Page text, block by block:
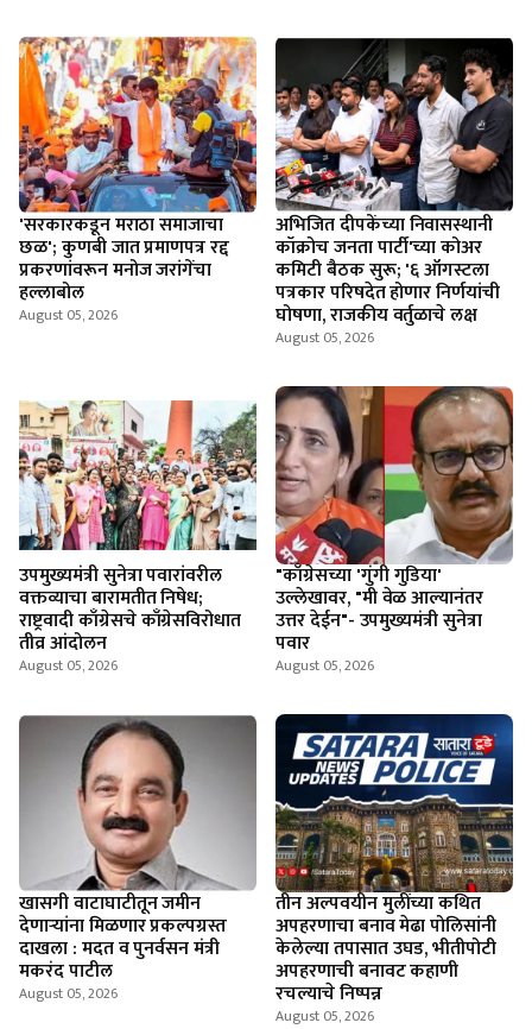
'सरकारकडून मराठा समाजाचा
छळ'; कुणबी जात प्रमाणपत्र रद्द
प्रकरणांवरून मनोज जरांगेंचा
हल्लाबोल
August 05, 2026
अभिजित दीपकेंच्या निवासस्थानी
कॉक्रोच जनता पार्टी'च्या कोअर
कमिटी बैठक सुरू; '६ ऑगस्टला
पत्रकार परिषदेत होणार निर्णयांची
घोषणा, राजकीय वर्तुळाचे लक्ष
August 05, 2026
उपमुख्यमंत्री सुनेत्रा पवारांवरील
वक्तव्याचा बारामतीत निषेध;
राष्ट्रवादी काँग्रेसचे काँग्रेसविरोधात
तीव्र आंदोलन
August 05, 2026
"काँग्रेसच्या 'गुंगी गुडिया'
उल्लेखावर, "मी वेळ आल्यानंतर
उत्तर देईन"- उपमुख्यमंत्री सुनेत्रा
पवार
August 05, 2026
खासगी वाटाघाटीतून जमीन
देणाऱ्यांना मिळणार प्रकल्पग्रस्त
दाखला : मदत व पुनर्वसन मंत्री
मकरंद पाटील
August 05, 2026
तीन अल्पवयीन मुलींच्या कथित
अपहरणाचा बनाव मेढा पोलिसांनी
केलेल्या तपासात उघड, भीतीपोटी
अपहरणाची बनावट कहाणी
रचल्याचे निष्पन्न
August 05, 2026